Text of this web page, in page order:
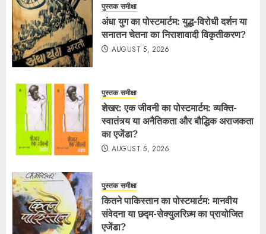
पुस्तक समीक्षा
अंधा युग का पोस्टमार्टम: युद्ध-विरोधी दर्शन या
सनातन चेतना का निराशावादी विकृतीकरण?
AUGUST 5, 2026
पुस्तक समीक्षा
शेखर: एक जीवनी का पोस्टमार्टम: व्यक्ति-
स्वातंत्र्य या अनैतिकता और बौद्धिक अराजकता
का एजेंडा?
AUGUST 5, 2026
पुस्तक समीक्षा
कितने पाकिस्तान का पोस्टमार्टम: मानवीय
संवेदना या छद्म-सेक्युलरिज़्म का प्रायोजित
एजेंडा?